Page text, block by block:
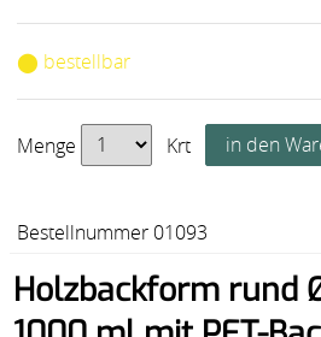
⬤ bestellbar
Menge Krt
Bestellnummer 01093
Holzbackform rund